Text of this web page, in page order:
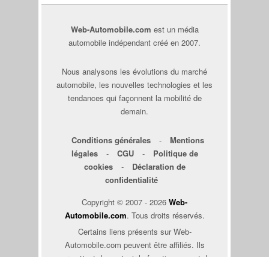
Web-Automobile.com est un média
automobile indépendant créé en 2007.
Nous analysons les évolutions du marché
automobile, les nouvelles technologies et les
tendances qui façonnent la mobilité de
demain.
Conditions générales -
Mentions
légales
- CGU -
Politique de
cookies
-
Déclaration de
confidentialité
Copyright © 2007 - 2026 Web-
Automobile.com. Tous droits réservés.
Certains liens présents sur Web-
Automobile.com peuvent être affiliés. Ils